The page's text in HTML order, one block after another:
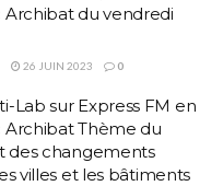
du vendredi
26 JUIN 2023 0
Lab sur Express FM en
Archibat Thème du
des changements
villes et les bâtiments